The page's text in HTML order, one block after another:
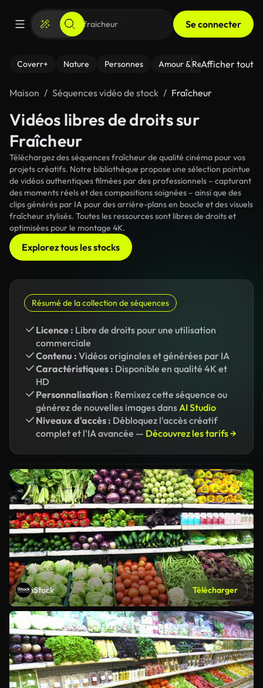
Se connecter
Coverr+ Nature Personnes Amour & Relations Le
Afficher tout
Maison Séquences vidéo de stock Fraîcheur
Vidéos libres de droits sur
Fraîcheur
Téléchargez des séquences fraîcheur de qualité cinéma pour vos
projets créatifs. Notre bibliothèque propose une sélection pointue
de vidéos authentiques filmées par des professionnels – capturant
des moments réels et des compositions soignées – ainsi que des
clips générés par IA pour des arrière-plans en boucle et des visuels
fraîcheur stylisés. Toutes les ressources sont libres de droits et
optimisées pour le montage 4K.
Explorez tous les stocks
Résumé de la collection de séquences
Licence : Libre de droits pour une utilisation
commerciale
Contenu : Vidéos originales et générées par IA
Caractéristiques : Disponible en qualité 4K et
HD
Personnalisation : Remixez cette séquence ou
générez de nouvelles images dansAI Studio
Niveaux d'accès : Débloquez l'accès créatif
complet et l'IA avancée — Découvrez les tarifs →
iStock Télécharger